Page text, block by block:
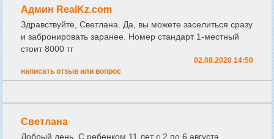
Админ RealKz.com
Здравствуйте, Светлана. Да, вы можете заселиться сразу
и забронировать заранее. Номер стандарт 1-местный
стоит 8000 тг
02.08.2020 14:50
написать отзыв или вопрос
Светлана
Добрый день. С ребенком 11 лет с 2 по 6 августа,